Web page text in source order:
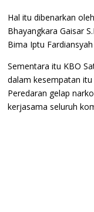
Hal itu dibenarkan
Bhayangkara Gaisar
Bima Iptu Fardiansyah
Sementara itu KBO
dalam kesempatan
Peredaran gelap
kerjasama seluruh